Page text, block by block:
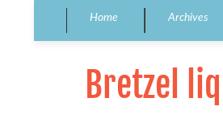
Home Archives
Bretzel